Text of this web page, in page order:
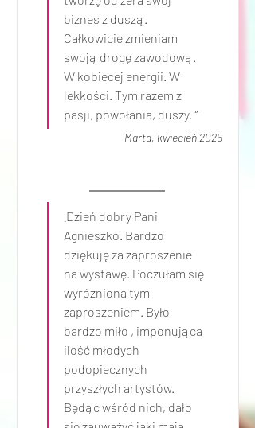
biznes z duszą.
Całkowicie zmieniam
swoją drogę zawodową.
W kobiecej energii. W
lekkości. Tym razem z
pasji, powołania, duszy. ”
Marta, kwiecień 2025
„Dzień dobry Pani
Agnieszko. Bardzo
dziękuję za zaproszenie
na wystawę. Poczułam się
wyróżniona tym
zaproszeniem. Było
bardzo miło , imponująca
ilość młodych
podopiecznych
przyszłych artystów.
Będąc wśród nich, dało